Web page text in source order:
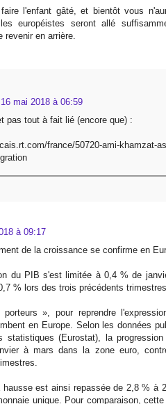
l'enfant gâté, et bientôt vous
européistes seront allé
revenir en arrière.
16 mai 2018 à 06:59
pas tout à fait lié (encore que) :
france/50720-ami-khamzat-
à 09:17
de la croissance se confirme en
du PIB s'est limitée à 0,4 % de
% lors des trois précédents
», pour reprendre
en Europe. Selon les données
statistiques (Eurostat), la
à mars dans la zone euro,
hausse est ainsi repassée de 2,8 % à
unique. Pour comparaison,